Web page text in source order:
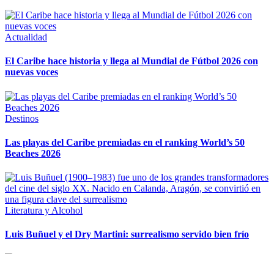
Actualidad
El Caribe hace historia y llega al Mundial de Fútbol 2026 con
nuevas voces
Destinos
Las playas del Caribe premiadas en el ranking World’s 50
Beaches 2026
Literatura y Alcohol
Luis Buñuel y el Dry Martini: surrealismo servido bien frío